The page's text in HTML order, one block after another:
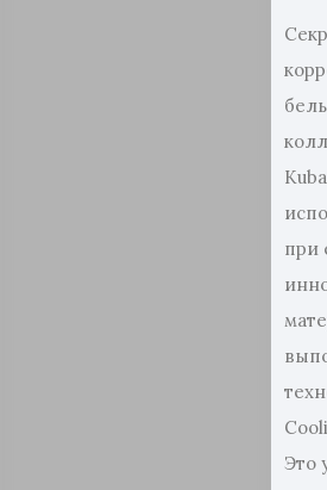
при
Это